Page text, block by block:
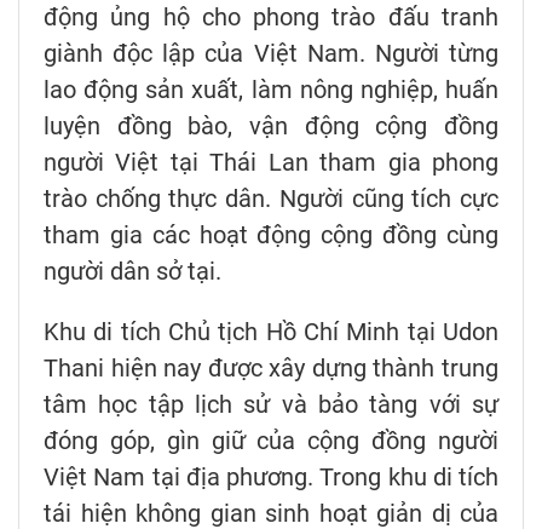
động ủng hộ cho phong trào đấu tranh
giành độc lập của Việt Nam. Người từng
lao động sản xuất, làm nông nghiệp, huấn
luyện đồng bào, vận động cộng đồng
người Việt tại Thái Lan tham gia phong
trào chống thực dân. Người cũng tích cực
tham gia các hoạt động cộng đồng cùng
người dân sở tại.
Khu di tích Chủ tịch Hồ Chí Minh tại Udon
Thani hiện nay được xây dựng thành trung
tâm học tập lịch sử và bảo tàng với sự
đóng góp, gìn giữ của cộng đồng người
Việt Nam tại địa phương. Trong khu di tích
tái hiện không gian sinh hoạt giản dị của